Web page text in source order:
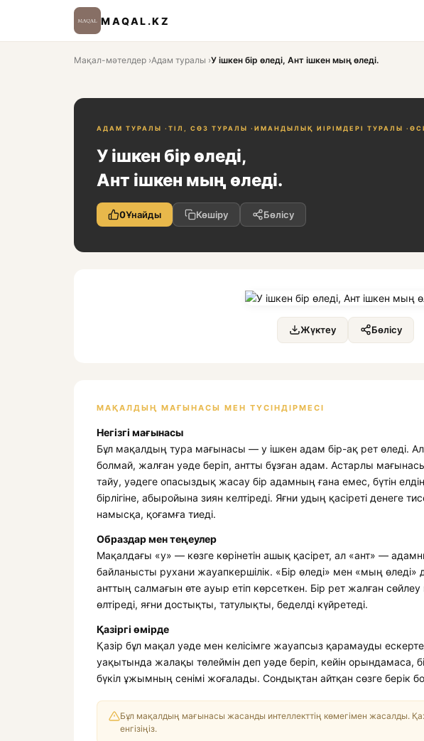
MAQAL.KZ
Мақал-мәтелдер ›Адам туралы ›У ішкен бір өледі, Ант ішкен мың өледі.
АДАМ ТУРАЛЫ · ТІЛ, СӨЗ ТУРАЛЫ · ИМАНДЫЛЫҚ ИІРІМДЕРІ ТУРАЛЫ ·
У ішкен бір өледі,
Ант ішкен мың өледі.
0Ұнайды Көшіру Бөлісу
Жүктеу Бөлісу
МАҚАЛДЫҢ МАҒЫНАСЫ МЕН ТҮСІНДІРМЕСІ
Негізгі мағынасы
Бұл мақалдың тура мағынасы — у ішкен адам бір-ақ рет өледі. Ал
болмай, жалған уәде беріп, антты бұзған адам. Астарлы
тайу, уәдеге опасыздық жасау бір адамның ғана емес, бүтін
бірлігіне, абыройына зиян келтіреді. Яғни удың қасіреті денеге
намысқа, қоғамға тиеді.
Образдар мен теңеулер
Мақалдағы «у» — көзге көрінетін ашық қасірет, ал «ант» —
байланысты рухани жауапкершілік. «Бір өледі» мен «мың
анттың салмағын өте ауыр етіп көрсеткен. Бір рет жалған сөйлеу
өлтіреді, яғни достықты, татулықты, беделді күйретеді.
Қазіргі өмірде
Қазір бұл мақал уәде мен келісімге жауапсыз қарамауды
уақытында жалақы төлеймін деп уәде беріп, кейін орындамаса,
бүкіл ұжымның сенімі жоғалады. Сондықтан айтқан сөзге берік
Бұл мақалдың мағынасы жасанды интеллекттің көмегімен жасалды.
енгізіңіз.